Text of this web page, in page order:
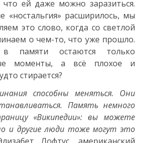
что ей даже можно заразиться.
«ностальгия» расширилось, мы
это слово, когда со светлой
о чем-то, что уже прошло.
памяти остаются только
моменты, а всё плохое и
стирается?
способны меняться. Они
Память немного
«Википедии»: вы можете
и другие люди тоже могут это
Лофтус, американский